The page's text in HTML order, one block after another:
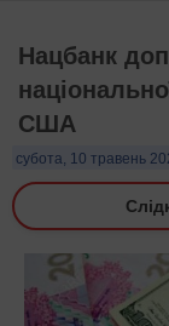
Нацбанк
США
субота, 10 травень